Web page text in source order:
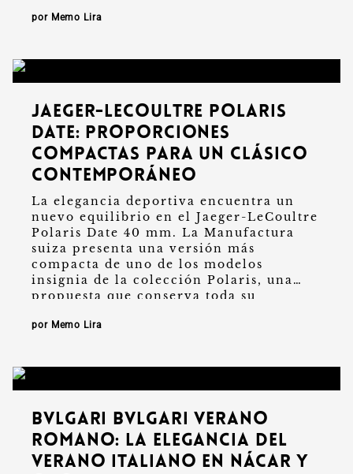
por Memo Lira
Jaeger-LeCoultre Polaris
Date: proporciones
compactas para un clásico
contemporáneo
La elegancia deportiva encuentra un
nuevo equilibrio en el Jaeger-LeCoultre
Polaris Date 40 mm. La Manufactura
suiza presenta una versión más
compacta de uno de los modelos
insignia de la colección Polaris, una
propuesta que conserva toda su
por Memo Lira
Bvlgari Bvlgari Verano
Romano: la elegancia del
verano italiano en nácar y